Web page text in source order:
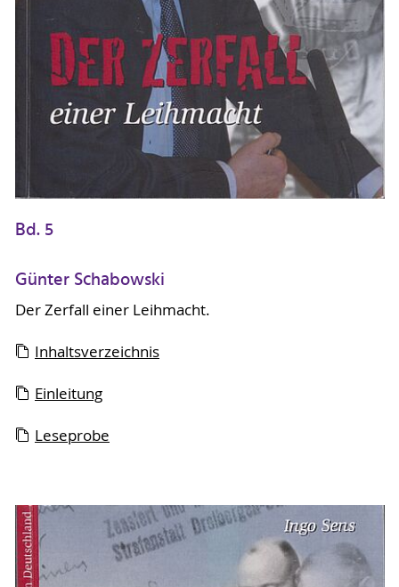
Bd. 5
Günter Schabowski
Der Zerfall einer Leihmacht.
Inhaltsverzeichnis
Einleitung
Leseprobe